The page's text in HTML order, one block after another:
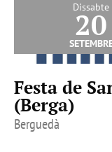
Dissabte
20
Festa de
(Berga)
Berguedà